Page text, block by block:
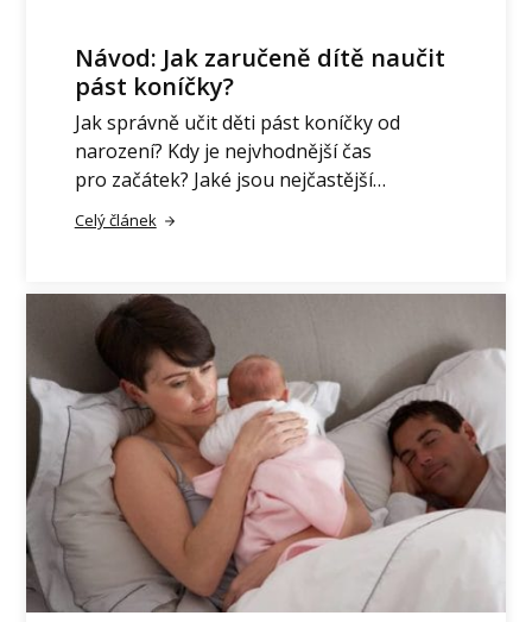
Návod: Jak zaručeně dítě naučit
pást koníčky?
Jak správně učit děti pást koníčky od
narození? Kdy je nejvhodnější čas
pro začátek? Jaké jsou nejčastější…
Celý článek